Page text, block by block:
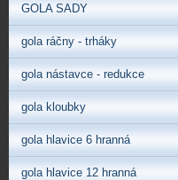
GOLA SADY
gola ráčny - trháky
gola nástavce - redukce
gola kloubky
gola hlavice 6 hranná
gola hlavice 12 hranná